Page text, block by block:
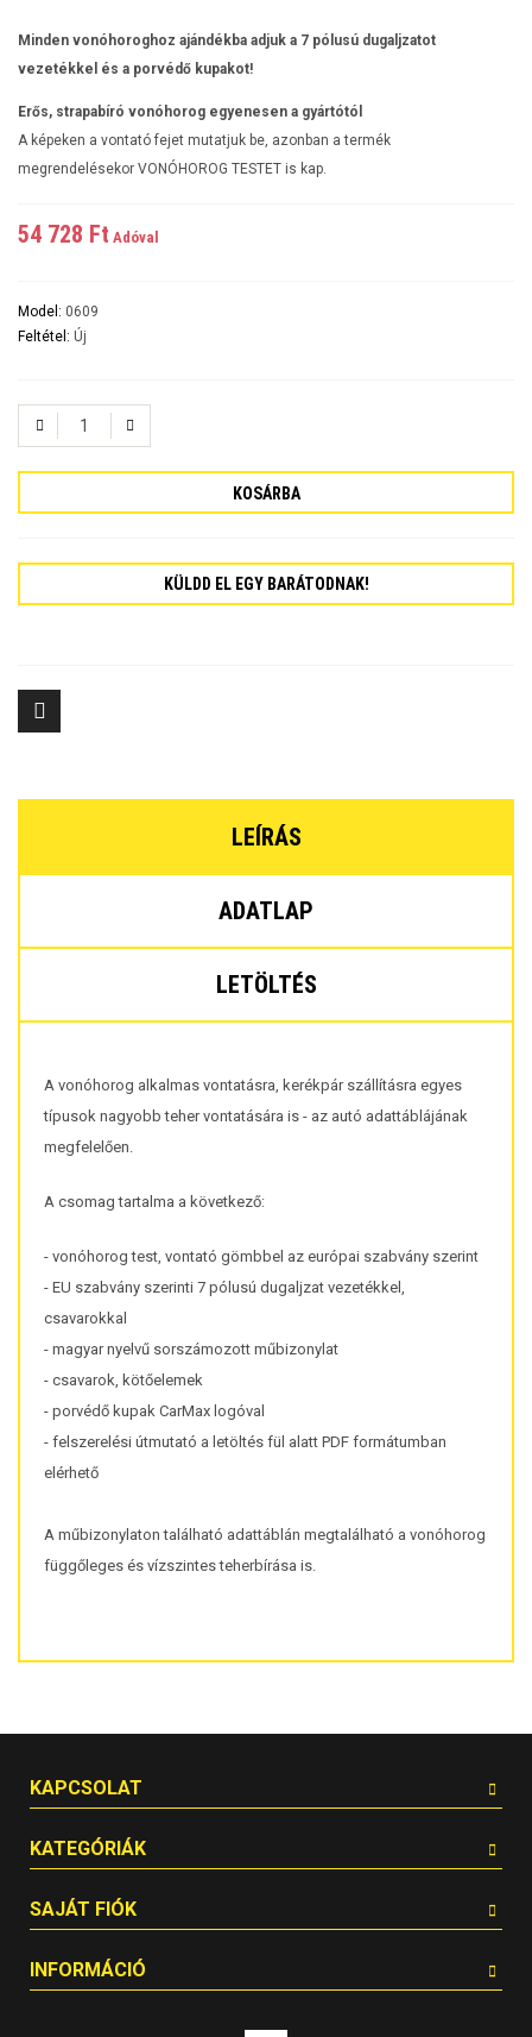
Minden vonóhoroghoz ajándékba adjuk a 7 pólusú dugaljzatot
vezetékkel és a porvédő kupakot!
Erős, strapabíró vonóhorog egyenesen a gyártótól
A képeken a vontató fejet mutatjuk be, azonban a termék
megrendelésekor VONÓHOROG TESTET is kap.
54 728 Ft‎ Adóval
Model: 0609
Feltétel: Új
KOSÁRBA
KÜLDD EL EGY BARÁTODNAK!
LEÍRÁS
ADATLAP
LETÖLTÉS
A vonóhorog alkalmas vontatásra, kerékpár szállításra egyes
típusok nagyobb teher vontatására is - az autó adattáblájának
megfelelően.
A csomag tartalma a következő:
- vonóhorog test, vontató gömbbel az európai szabvány szerint
- EU szabvány szerinti 7 pólusú dugaljzat vezetékkel,
csavarokkal
- magyar nyelvű sorszámozott műbizonylat
- csavarok, kötőelemek
- porvédő kupak CarMax logóval
- felszerelési útmutató a letöltés fül alatt PDF formátumban
elérhető
A műbizonylaton található adattáblán megtalálható a vonóhorog
függőleges és vízszintes teherbírása is.
KAPCSOLAT
KATEGÓRIÁK
SAJÁT FIÓK
INFORMÁCIÓ